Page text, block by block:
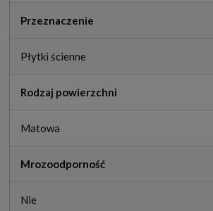
Przeznaczenie
Płytki ścienne
Rodzaj powierzchni
Matowa
Mrozoodporność
Nie